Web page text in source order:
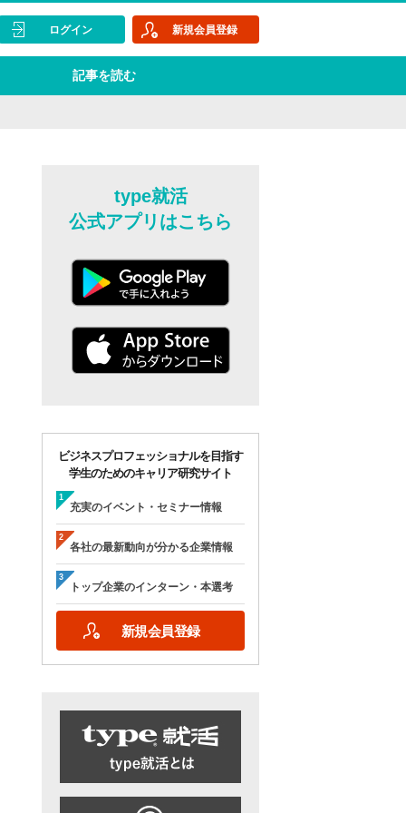
記事を読む
ログイン 新規会員登録
type就活
公式アプリはこちら
ビジネスプロフェッショナルを目指す
学生のためのキャリア研究サイト
充実のイベント・セミナー情報
各社の最新動向が分かる企業情報
トップ企業のインターン・本選考
新規会員登録